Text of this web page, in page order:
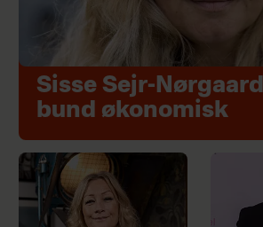
Sisse Sejr-
bund økonomisk